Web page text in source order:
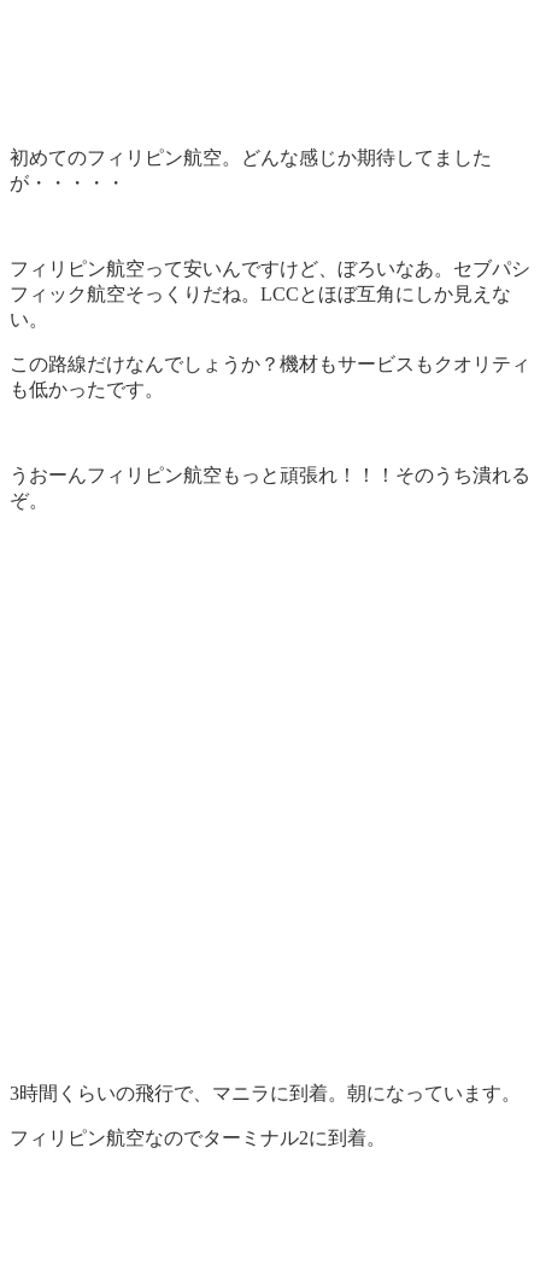
初めてのフィリピン航空。どんな感じか期待してました
が・・・・・
フィリピン航空って安いんですけど、ぼろいなあ。セブパシ
フィック航空そっくりだね。LCCとほぼ互角にしか見えな
い。
この路線だけなんでしょうか？機材もサービスもクオリティ
も低かったです。
うおーんフィリピン航空もっと頑張れ！！！そのうち潰れる
ぞ。
3時間くらいの飛行で、マニラに到着。朝になっています。
フィリピン航空なのでターミナル2に到着。